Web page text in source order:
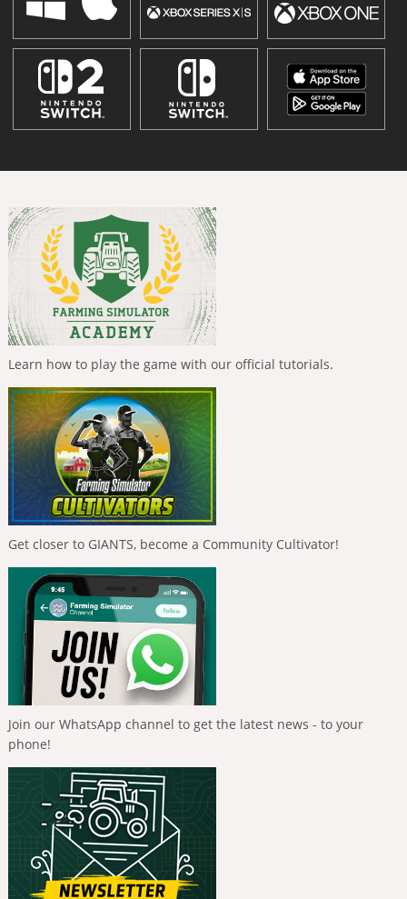
Learn how to play the game with our official tutorials.
Get closer to GIANTS, become a Community Cultivator!
Join our WhatsApp channel to get the latest news - to your
phone!